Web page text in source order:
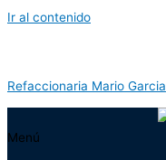
Ir al contenido
Refaccionaria Mario Garcia
Menú